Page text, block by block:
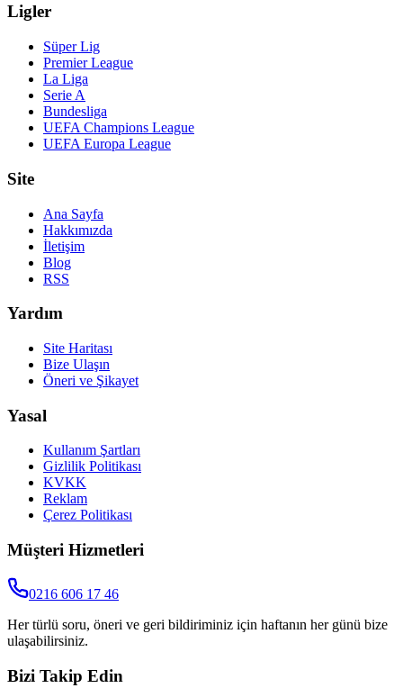
Ligler
Süper Lig
Premier League
La Liga
Serie A
Bundesliga
UEFA Champions League
UEFA Europa League
Site
Ana Sayfa
Hakkımızda
İletişim
Blog
RSS
Yardım
Site Haritası
Bize Ulaşın
Öneri ve Şikayet
Yasal
Kullanım Şartları
Gizlilik Politikası
KVKK
Reklam
Çerez Politikası
Müşteri Hizmetleri
0216 606 17 46
Her türlü soru, öneri ve geri bildiriminiz için haftanın her günü bize
ulaşabilirsiniz.
Bizi Takip Edin